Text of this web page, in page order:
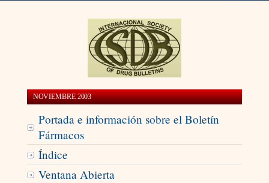
NOVIEMBRE 2003
Portada e información sobre el Boletín
Fármacos
Índice
Ventana Abierta